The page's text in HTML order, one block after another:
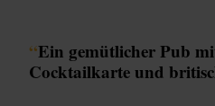
“Ein gemütlicher Pub
Cocktailkarte und